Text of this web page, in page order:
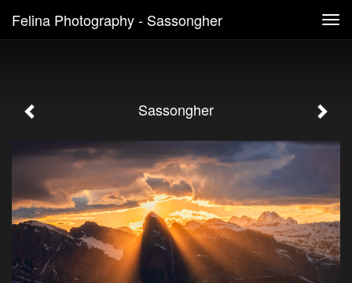
Felina Photography - Sassongher
Sassongher